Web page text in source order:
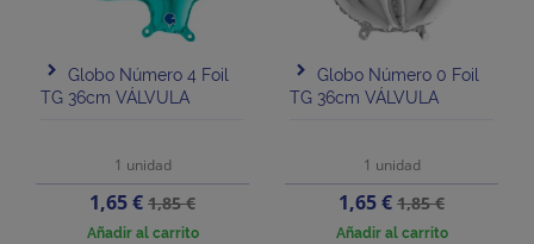
Globo Número 4 Foil
TG 36cm VÁLVULA
1 unidad
Precio
1,65 €Precio
base
1,85 €
Añadir al carrito
Globo Número 0 Foil
TG 36cm VÁLVULA
1 unidad
Precio
1,65 €Precio
base
1,85 €
Añadir al carrito